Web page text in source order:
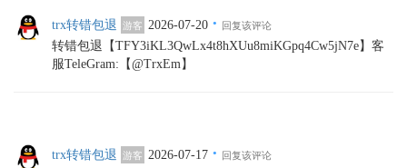
trx转错包退 游客 2026-07-20 · 回复该评论
转错包退【TFY3iKL3QwLx4t8hXUu8miKGpq4Cw5jN7e】客
服TeleGram:【@TrxEm】
trx转错包退 游客 2026-07-17 · 回复该评论